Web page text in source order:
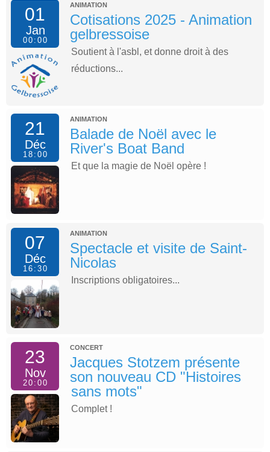
01
Jan
00:00
ANIMATION
Cotisations 2025 - Animation
gelbressoise
Soutient à l'asbl, et donne droit à des
réductions...
21
Déc
18:00
ANIMATION
Balade de Noël avec le
River's Boat Band
Et que la magie de Noël opère !
07
Déc
16:30
ANIMATION
Spectacle et visite de Saint-
Nicolas
Inscriptions obligatoires...
23
Nov
20:00
CONCERT
Jacques Stotzem présente
son nouveau CD "Histoires
sans mots"
Complet !